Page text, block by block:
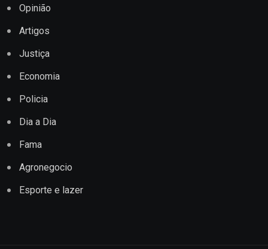
Opinião
Artigos
Justiça
Economia
Policia
Dia a Dia
Fama
Agronegocio
Esporte e lazer